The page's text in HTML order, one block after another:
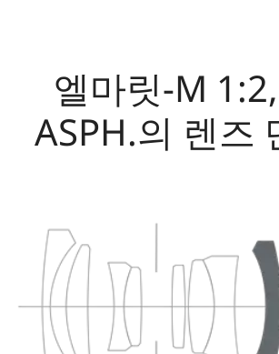
엘마릿-M
ASPH.의 렌즈